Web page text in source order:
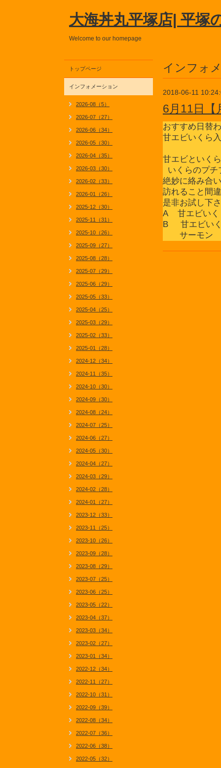
大海丼丸平塚店| 平塚
Welcome to our homepage
インフォ
2018-06-11
6月11日【
おすすめ日替
甘エビいくら
甘エビといく
いくらのプチ
絶妙に絡み合
訪れること間
是非お試し下
A 甘エビい
B 甘エビい
サーモン
トップページ
インフォメーション
2026-08（5）
2026-07（27）
2026-06（34）
2026-05（30）
2026-04（35）
2026-03（30）
2026-02（33）
2026-01（26）
2025-12（30）
2025-11（31）
2025-10（26）
2025-09（27）
2025-08（28）
2025-07（29）
2025-06（29）
2025-05（33）
2025-04（25）
2025-03（29）
2025-02（33）
2025-01（28）
2024-12（34）
2024-11（35）
2024-10（30）
2024-09（30）
2024-08（24）
2024-07（25）
2024-06（27）
2024-05（30）
2024-04（27）
2024-03（29）
2024-02（28）
2024-01（27）
2023-12（33）
2023-11（25）
2023-10（26）
2023-09（28）
2023-08（29）
2023-07（25）
2023-06（25）
2023-05（22）
2023-04（37）
2023-03（34）
2023-02（27）
2023-01（34）
2022-12（34）
2022-11（27）
2022-10（31）
2022-09（39）
2022-08（34）
2022-07（36）
2022-06（38）
2022-05（32）